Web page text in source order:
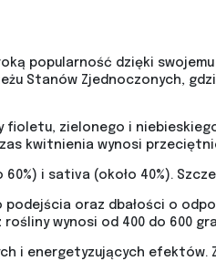
popularność dzięki
Stanów Zjednoczonych,
fioletu, zielonego i
kwitnienia wynosi
i sativa (około 40%).
oraz dbałości o
wynosi od 400 do 600
i energetyzujących efektów.